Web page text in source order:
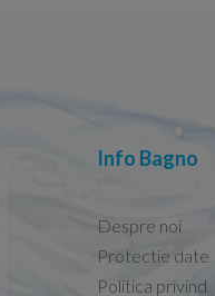
Info Bagno
Despre noi
Protectie date
Politica privind